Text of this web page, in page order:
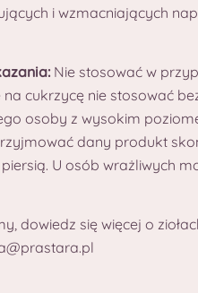
i wzmacniających
Nie stosować w
na cukrzycę nie stosować
osoby z wysokim
dany produkt
U osób wrażliwych
dowiedz się więcej o